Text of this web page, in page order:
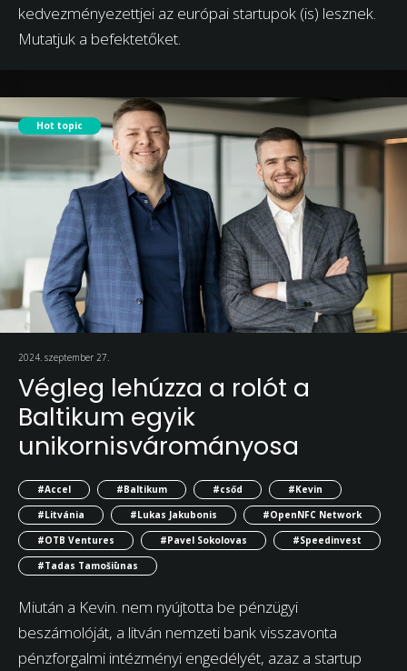
kedvezményezettjei az európai startupok (is) lesznek.
Mutatjuk a befektetőket.
Hot topic
2024. szeptember 27.
Végleg lehúzza a rolót a
Baltikum egyik
unikornisvárományosa
#Accel #Baltikum #csőd
#Kevin
#Litvánia
#Lukas Jakubonis
#OpenNFC Network
#OTB Ventures
#Pavel Sokolovas
#Speedinvest
#Tadas Tamošiūnas
Miután a Kevin. nem nyújtotta be pénzügyi
beszámolóját, a litván nemzeti bank visszavonta
pénzforgalmi intézményi engedélyét, azaz a startup